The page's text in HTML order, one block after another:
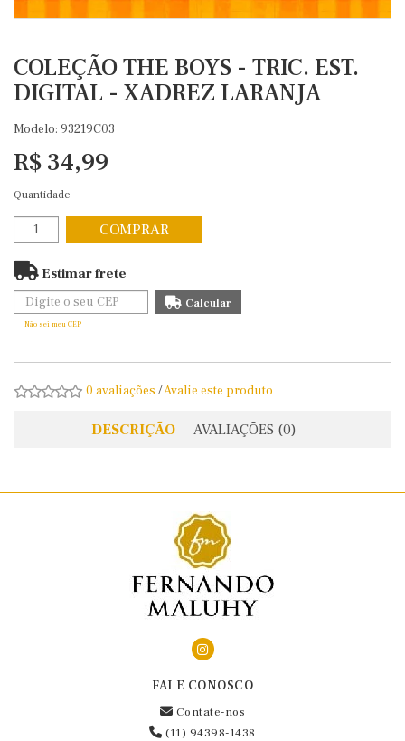
COLEÇÃO THE BOYS - TRIC. EST.
DIGITAL - XADREZ LARANJA
Modelo: 93219C03
R$ 34,99
Quantidade
COMPRAR
Estimar frete
Não sei meu CEP
0 avaliações /Avalie este produto
DESCRIÇÃO AVALIAÇÕES (0)
FALE CONOSCO
Contate-nos
(11) 94398-1438